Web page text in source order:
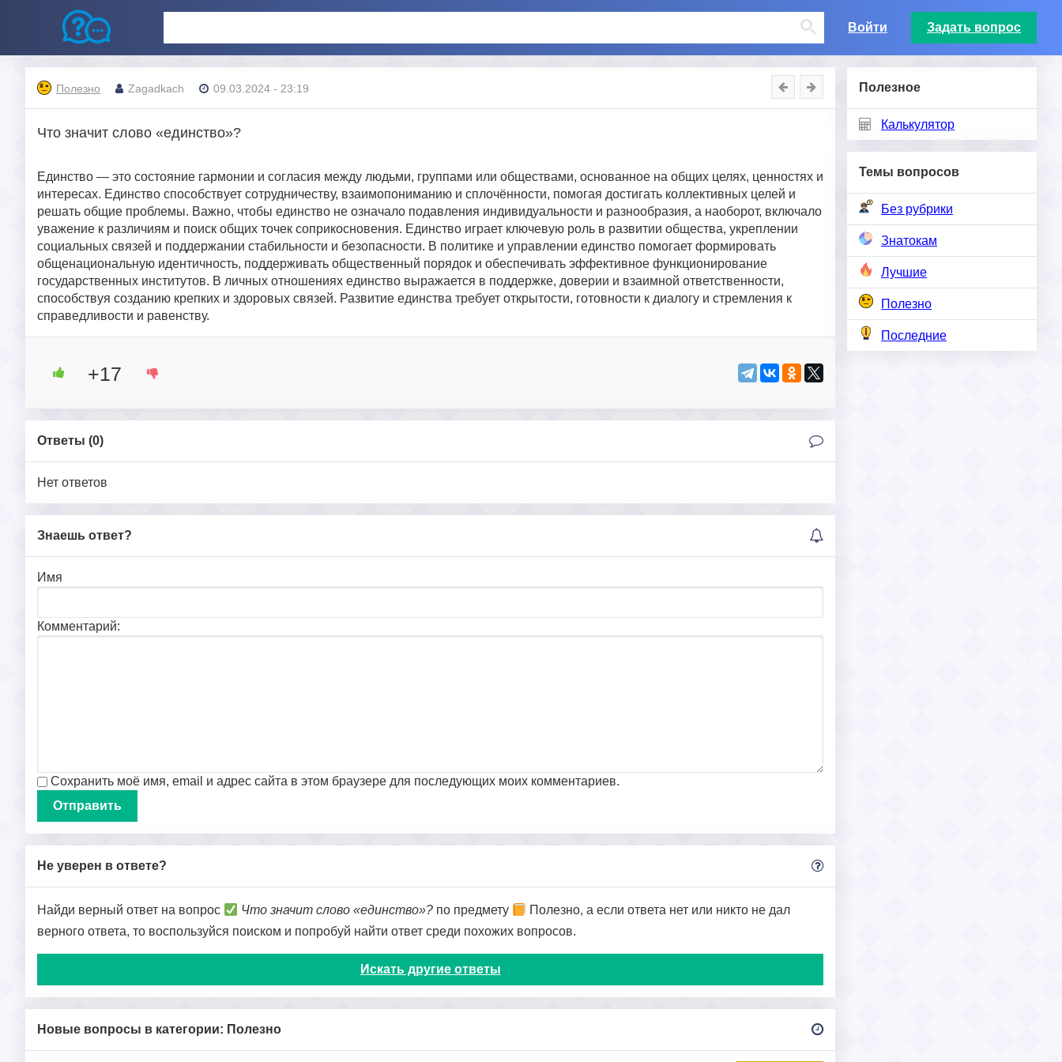
Войти Задать вопрос
Полезное
Калькулятор
Темы вопросов
Без рубрики
Знатокам
Лучшие
Полезно
Последние
Полезно Zagadkach 09.03.2024 - 23:19
Что значит слово «единство»?
Единство — это состояние гармонии и согласия между людьми, группами или обществами, основанное на общих целях, ценностях и
интересах. Единство способствует сотрудничеству, взаимопониманию и сплочённости, помогая достигать коллективных целей и
решать общие проблемы. Важно, чтобы единство не означало подавления индивидуальности и разнообразия, а наоборот, включало
уважение к различиям и поиск общих точек соприкосновения. Единство играет ключевую роль в развитии общества, укреплении
социальных связей и поддержании стабильности и безопасности. В политике и управлении единство помогает формировать
общенациональную идентичность, поддерживать общественный порядок и обеспечивать эффективное функционирование
государственных институтов. В личных отношениях единство выражается в поддержке, доверии и взаимной ответственности,
способствуя созданию крепких и здоровых связей. Развитие единства требует открытости, готовности к диалогу и стремления к
справедливости и равенству.
+17
Ответы (0)
Нет ответов
Знаешь ответ?
Имя
Комментарий:
Сохранить моё имя, email и адрес сайта в этом браузере для последующих моих комментариев.
Не уверен в ответе?
Найди верный ответ на вопрос Что значит слово «единство»? по предмету
Полезно, а если ответа нет или никто не дал
верного ответа, то воспользуйся поиском и попробуй найти ответ среди похожих вопросов.
Искать другие ответы
Новые вопросы в категории: Полезно